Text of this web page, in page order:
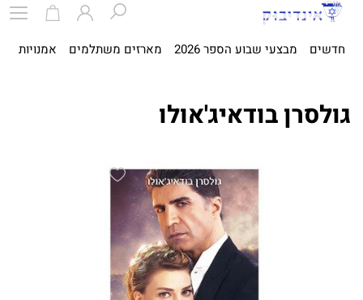
חדשים מבצעי שבוע הספר 2026 מארזים משתלמים אמנויות
גולסרן בודאיג'אולו